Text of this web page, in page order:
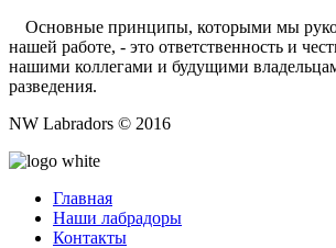
Основные принципы, которыми мы
нашей работе, - это ответственность и
нашими коллегами и будущими
разведения.
NW Labradors © 2016
Главная
Наши лабрадоры
Контакты